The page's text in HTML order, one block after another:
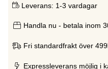
Leverans: 1-3 vardagar
Handla nu - betala inom
Fri standardfrakt över
Expressleverans möjlig i